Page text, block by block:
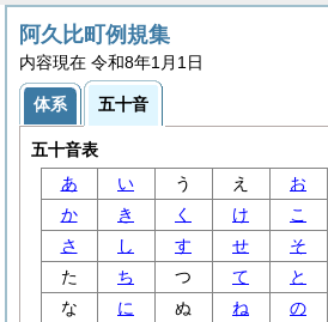
阿久比町例規集
内容現在 令和8年1月1日
体系 五十音
五十音表
あ
い う え
お
か
き く け
こ
さ
し す せ
そ
た
ち つ て
と
な
に ぬ ね
の